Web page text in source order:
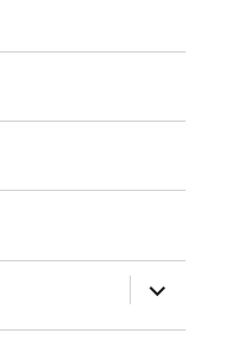
expand
child